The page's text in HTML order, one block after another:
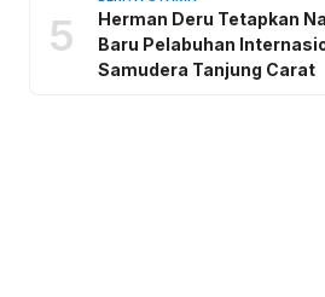
5
Herman Deru Tetapkan
Baru Pelabuhan
Samudera Tanjung Carat